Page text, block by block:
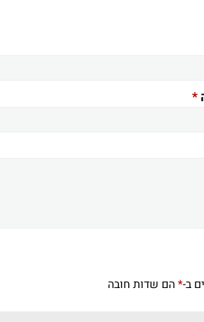
*
ב-*הם שדות חובה